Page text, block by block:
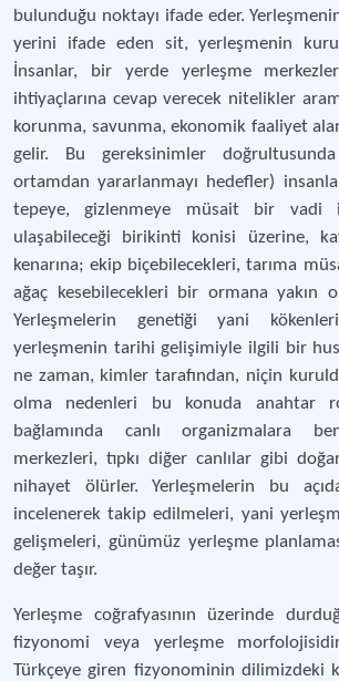
bulunduğu noktayı ifade eder.
yerini ifade eden sit, yerleşmenin
İnsanlar, bir yerde yerleşme
ihtiyaçlarına cevap verecek nitelikler
korunma, savunma, ekonomik faaliyet
gelir. Bu gereksinimler
ortamdan yararlanmayı hedefler)
tepeye, gizlenmeye müsait bir vadi
ulaşabileceği birikinti konisi üzerine,
kenarına; ekip biçebilecekleri, tarıma
ağaç kesebilecekleri bir ormana yakın
Yerleşmelerin genetiği yani
yerleşmenin tarihi gelişimiyle ilgili bir
ne zaman, kimler tarafından, niçin
olma nedenleri bu konuda anahtar
bağlamında canlı organizmalara
merkezleri, tıpkı diğer canlılar gibi
nihayet ölürler. Yerleşmelerin bu
incelenerek takip edilmeleri, yani
gelişmeleri, günümüz yerleşme
değer taşır.
Yerleşme coğrafyasının üzerinde
fizyonomi veya yerleşme
Türkçeye giren fizyonominin dilimizdeki